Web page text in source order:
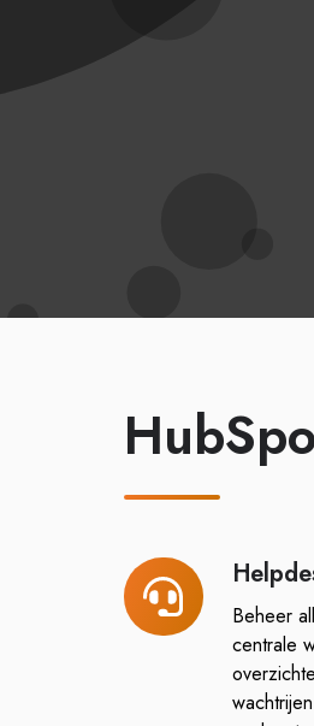
Beheer
centrale
Helpdesk
Workspace